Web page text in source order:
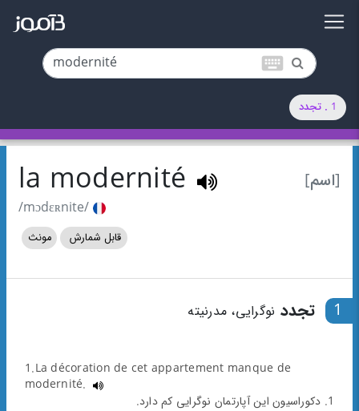
keyboard
1 . تجدد
[اسم] la modernité
/mɔdɛʀnite/
قابل شمارش مونث
1 تجدد نوگرایی، مدرنیته
1.La décoration de cet appartement manque de
modernité.
1. دکوراسیون این آپارتمان نوگرایی کم دارد.